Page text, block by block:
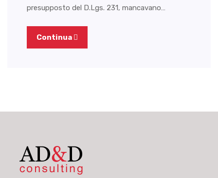
presupposto del D.Lgs. 231, mancavano…
Continua